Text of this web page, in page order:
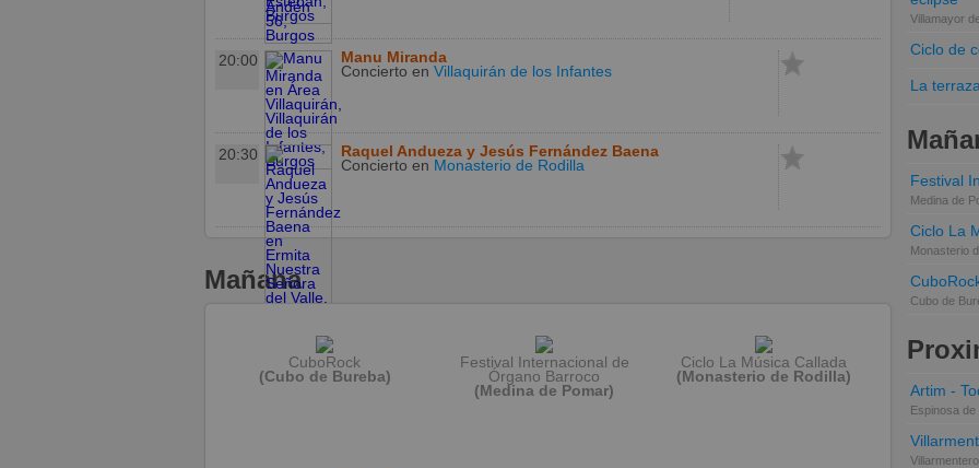
20:00
Manu Miranda
Concierto en Villaquirán de los Infantes
20:30
Raquel Andueza y Jesús Fernández Baena
Concierto en Monasterio de Rodilla
Mañana
CuboRock
(Cubo de Bureba)
Festival Internacional de
Órgano Barroco
(Medina de Pomar)
Ciclo La Música Callada
(Monasterio de Rodilla)
Villamayor
Ciclo de
La
Festival
Medina de
Ciclo La
Monasterio
Cubo de
Artim -
Espinosa
Villarmentero